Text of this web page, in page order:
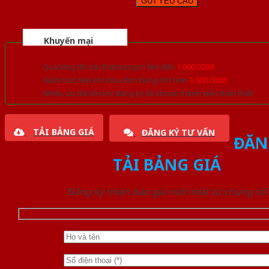
Khuyến mại
Quà tặng đồ nội thất trang trí lên đến 1.000.000đ
Giảm trực tiếp khi mua đơn hàng lớn hơn 3.000.000đ
Nhiều ưu đãi lớn khi đăng ký tài khoản thành viên thân thiết
TẢI BẢNG GIÁ ĐĂNG KÝ TƯ VẤN
TẢI BẢNG GIÁ
Đăng ký nhận báo giá mới nhất từ chúng tôi